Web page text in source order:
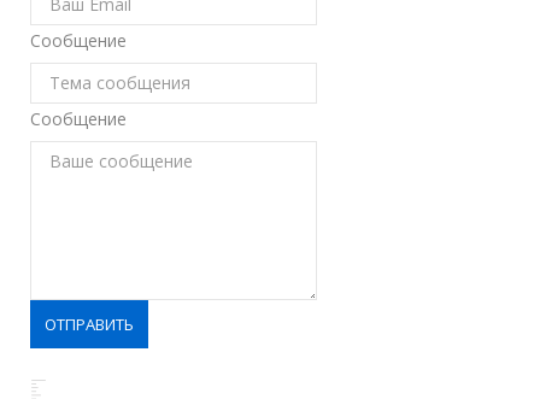
Сообщение
Сообщение